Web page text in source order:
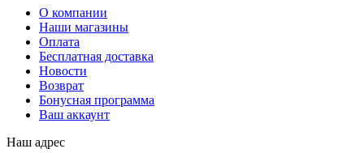
О компании
Наши магазины
Оплата
Бесплатная доставка
Новости
Возврат
Бонусная программа
Ваш аккаунт
Наш адрес